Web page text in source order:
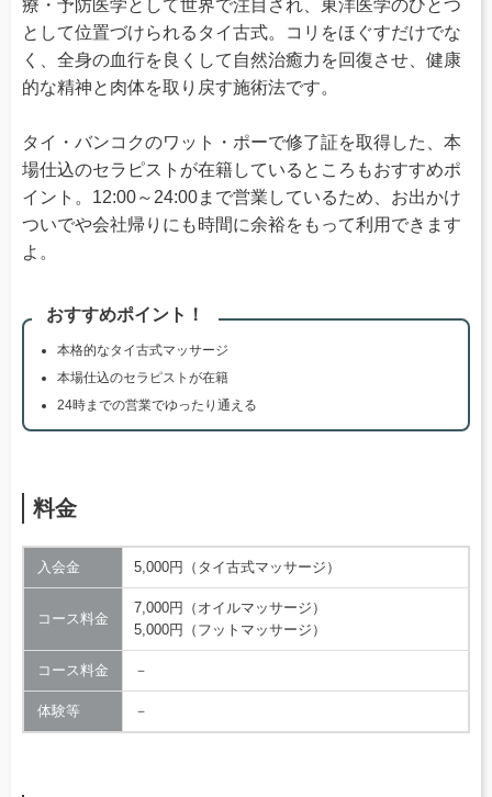
療・予防医学として世界で注目され、東洋医学のひとつ
として位置づけられるタイ古式。コリをほぐすだけでな
く、全身の血行を良くして自然治癒力を回復させ、健康
的な精神と肉体を取り戻す施術法です。
タイ・バンコクのワット・ポーで修了証を取得した、本
場仕込のセラピストが在籍しているところもおすすめポ
イント。12:00～24:00まで営業しているため、お出かけ
ついでや会社帰りにも時間に余裕をもって利用できます
よ。
おすすめポイント！
本格的なタイ古式マッサージ
本場仕込のセラピストが在籍
24時までの営業でゆったり通える
料金
入会金 5,000円（タイ古式マッサージ）
コース料金
7,000円（オイルマッサージ）
5,000円（フットマッサージ）
コース料金 －
体験等 －